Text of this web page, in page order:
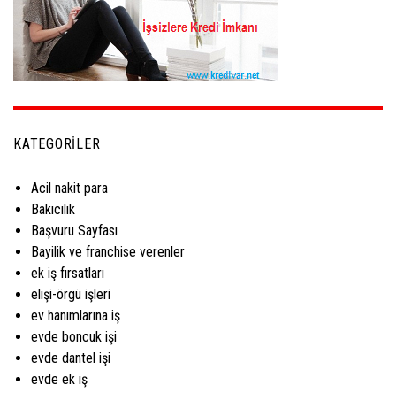
KATEGORILER
Acil nakit para
Bakıcılık
Başvuru Sayfası
Bayilik ve franchise verenler
ek iş fırsatları
elişi-örgü işleri
ev hanımlarına iş
evde boncuk işi
evde dantel işi
evde ek iş